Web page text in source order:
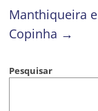
Manthiqueira
Copinha →
Pesquisar